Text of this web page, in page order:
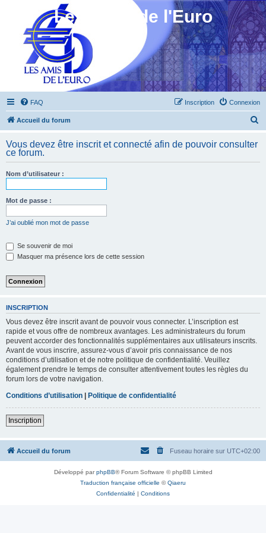
Les Amis de l'Euro
FAQ Connexion
Inscription
Accueil du forum
h
Vous devez être inscrit et connecté afin de pouvoir consulter
ce forum.
Nom d’utilisateur :
Mot de passe :
J’ai oublié mon mot de passe
Se souvenir de moi
Masquer ma présence lors de cette session
INSCRIPTION
Vous devez être inscrit avant de pouvoir vous connecter. L’inscription est
rapide et vous offre de nombreux avantages. Les administrateurs du forum
peuvent accorder des fonctionnalités supplémentaires aux utilisateurs inscrits.
Avant de vous inscrire, assurez-vous d’avoir pris connaissance de nos
conditions d’utilisation et de notre politique de confidentialité. Veuillez
également prendre le temps de consulter attentivement toutes les règles du
forum lors de votre navigation.
Conditions d’utilisation | Politique de confidentialité
Inscription
Accueil du forum Fuseau horaire sur UTC+02:00
Développé parphpBB® Forum Software © phpBB Limited
Traduction française officielle ©Qiaeru
Confidentialité | Conditions